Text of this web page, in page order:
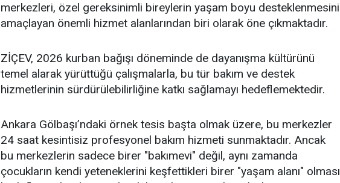
merkezleri, özel gereksinimli bireylerin yaşam boyu desteklenmesini
amaçlayan önemli hizmet alanlarından biri olarak öne çıkmaktadır.
ZİÇEV, 2026 kurban bağışı döneminde de dayanışma kültürünü
temel alarak yürüttüğü çalışmalarla, bu tür bakım ve destek
hizmetlerinin sürdürülebilirliğine katkı sağlamayı hedeflemektedir.
Ankara Gölbaşı’ndaki örnek tesis başta olmak üzere, bu merkezler
24 saat kesintisiz profesyonel bakım hizmeti sunmaktadır. Ancak
bu merkezlerin sadece birer "bakımevi" değil, aynı zamanda
çocukların kendi yeteneklerini keşfettikleri birer "yaşam alanı" olması